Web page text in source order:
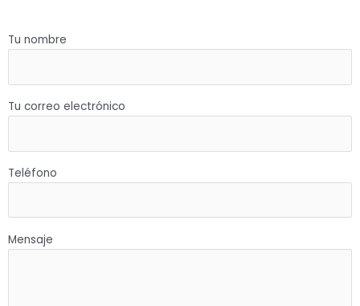
Tu nombre
Tu correo electrónico
Teléfono
Mensaje